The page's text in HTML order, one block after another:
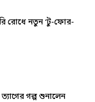
রোধে নতুন ‘টু-ফোর-
গল্প শুনালেন